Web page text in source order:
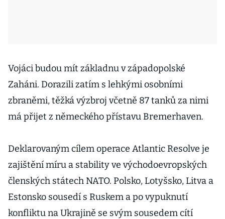
Vojáci budou mít základnu v západopolské
Zaháni. Dorazili zatím s lehkými osobními
zbraněmi, těžká výzbroj včetně 87 tanků za nimi
má přijet z německého přístavu Bremerhaven.
Deklarovaným cílem operace Atlantic Resolve je
zajištění míru a stability ve východoevropských
členských státech NATO. Polsko, Lotyšsko, Litva a
Estonsko sousedí s Ruskem a po vypuknutí
konfliktu na Ukrajině se svým sousedem cítí